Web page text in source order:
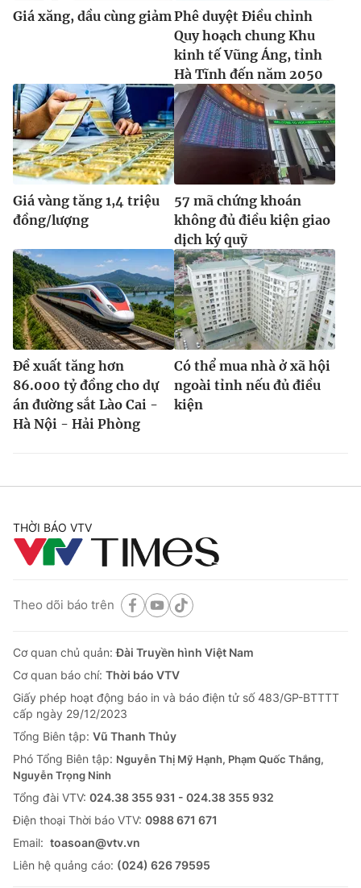
® Cấm sao chép dưới mọi hình thức nếu không có sự chấp
thuận bằng văn bản. Ghi rõ nguồn VTV.vn khi phát hành lại
thông tin từ website này.
Giá xăng, dầu cùng giảm Phê duyệt Điều chỉnh
Quy hoạch chung Khu
kinh tế Vũng Áng, tỉnh
Hà Tĩnh đến năm 2050
Giá vàng tăng 1,4 triệu
đồng/lượng
57 mã chứng khoán
không đủ điều kiện giao
dịch ký quỹ
Đề xuất tăng hơn
86.000 tỷ đồng cho dự
án đường sắt Lào Cai -
Hà Nội - Hải Phòng
Có thể mua nhà ở xã hội
ngoài tỉnh nếu đủ điều
kiện
THỜI BÁO VTV
Theo dõi báo trên
Cơ quan chủ quản:Đài Truyền hình Việt Nam
Cơ quan báo chí: Thời báo VTV
Giấy phép hoạt động báo in và báo điện tử số 483/GP-BTTTT
cấp ngày 29/12/2023
Tổng Biên tập: Vũ Thanh Thủy
Phó Tổng Biên tập: Nguyễn Thị Mỹ Hạnh, Phạm Quốc Thắng,
Nguyễn Trọng Ninh
Tổng đài VTV: 024.38 355 931 - 024.38 355 932
Ðiện thoại Thời báo VTV: 0988 671 671
Email: toasoan@vtv.vn
Liên hệ quảng cáo: (024) 626 79595